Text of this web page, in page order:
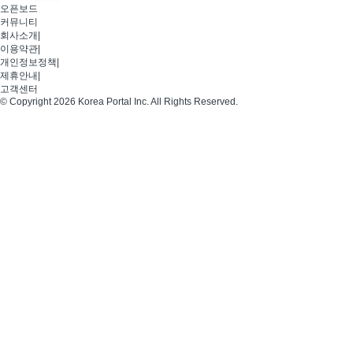
오픈보드
커뮤니티
회사소개
이용약관
개인정보정책
제휴안내
고객센터
© Copyright 2026 Korea Portal Inc. All Rights Reserved.